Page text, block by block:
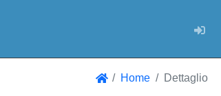
Home Dettaglio